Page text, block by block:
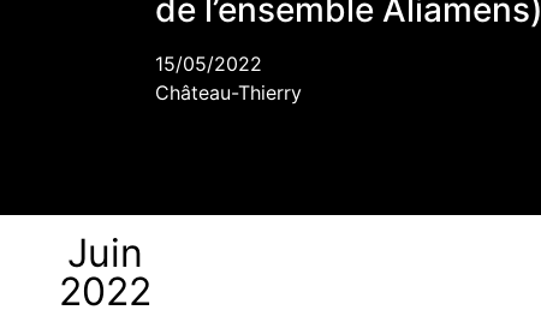
de l’ensemble Aliamens)
15/05/2022
Château-Thierry
Juin
2022